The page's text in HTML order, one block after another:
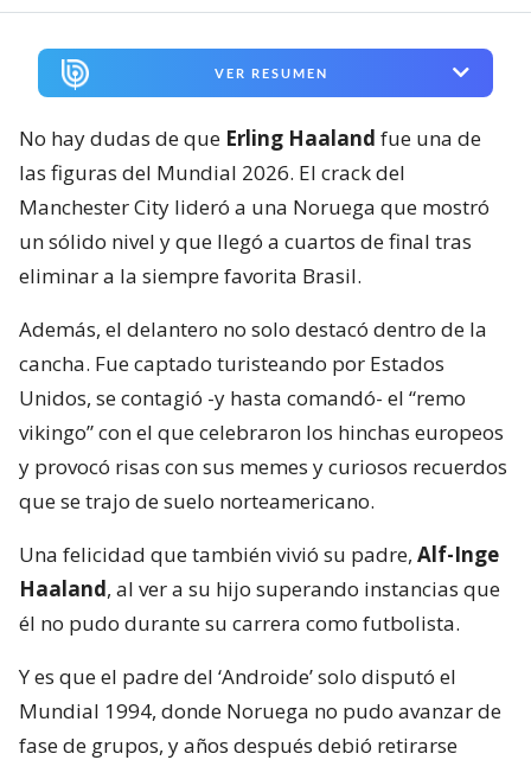
VER RESUMEN
No hay dudas de que Erling Haaland fue una de
las figuras del Mundial 2026. El crack del
Manchester City lideró a una Noruega que mostró
un sólido nivel y que llegó a cuartos de final tras
eliminar a la siempre favorita Brasil.
Además, el delantero no solo destacó dentro de la
cancha. Fue captado turisteando por Estados
Unidos, se contagió -y hasta comandó- el “remo
vikingo” con el que celebraron los hinchas europeos
y provocó risas con sus memes y curiosos recuerdos
que se trajo de suelo norteamericano.
Una felicidad que también vivió su padre, Alf-Inge
Haaland, al ver a su hijo superando instancias que
él no pudo durante su carrera como futbolista.
Y es que el padre del ‘Androide’ solo disputó el
Mundial 1994, donde Noruega no pudo avanzar de
fase de grupos, y años después debió retirarse